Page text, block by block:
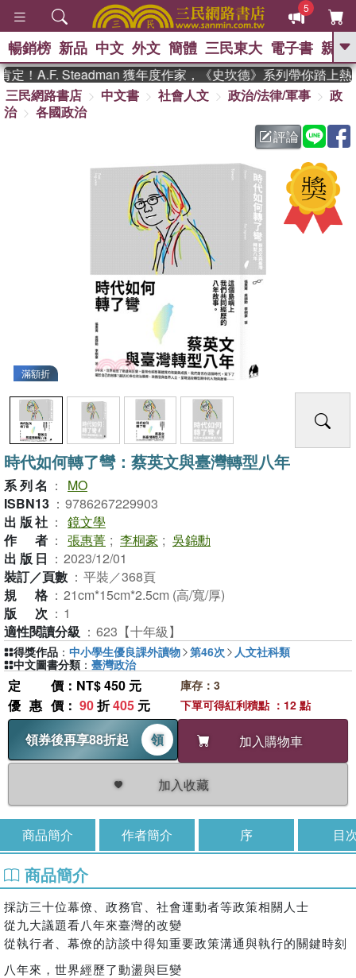
5
GO
熱搜： 東野圭吾 、 高希均教授回憶錄
暑期推薦 、 國際布克
方念華 、 台灣的李
登輝時代 、 數學女孩：黎曼猜想 、
偉大的迷走神經
暢銷榜 新品 中文 外文 簡體 三民東大 電子書 親子
！A.F. Steadman 獲年度作家，《史坎德》系列帶你踏上熱血
三民網路書店
中文書 社會人文 政治/法律/軍事
政
治
各國政治
評論
滿額折
時代如何轉了彎：蔡英文與臺灣轉型八年
系列名 ：
MO
ISBN13 ： 9786267229903
出版社 ： 鏡文學
作者 ： 張惠菁 ; 李桐豪 ; 吳錦勳
出版日 ： 2023/12/01
裝訂／頁數 ： 平裝／368頁
規格 ： 21cm*15cm*2.5cm (高/寬/厚)
版次 ： 1
適性閱讀分級 ： 623【十年級】
定價 ：NT$ 450 元
優惠價 ： 90折405 元
領券後再享88折起
領 加入購物車
加入收藏
庫存：3
下單可得紅利積點 ：12 點
得獎作品 ： 中小學生優良課外讀物 第46次
人文社科類
中文圖書分類 ： 臺灣政治
商品簡介 作者簡介 序 目
商品簡介
採訪三十位幕僚、政務官、社會運動者等政策相關人士
從九大議題看八年來臺灣的改變
從執行者、幕僚的訪談中得知重要政策溝通與執行的關鍵時刻
八年來，世界經歷了動盪與巨變